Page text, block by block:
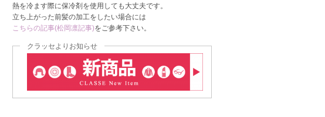
熱を冷ます際に保冷剤を使用しても大丈夫です。
立ち上がった前髪の加工をしたい場合には
こちらの記事(松岡凛記事)をご参考下さい。
クラッセよりお知らせ